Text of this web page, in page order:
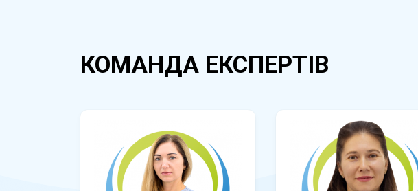
КОМАНДА ЕКСПЕРТІВ